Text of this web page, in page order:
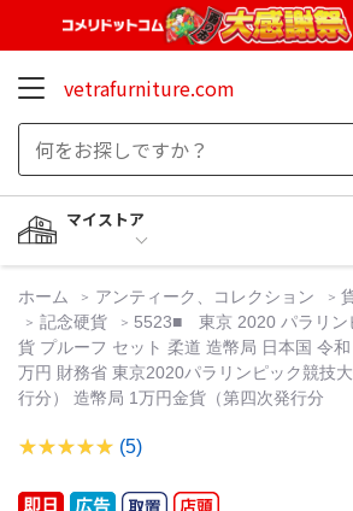
vetrafurniture.com
マイストア
ホーム アンティーク、コレクション
記念硬貨
5523■ 東京 2020 パラリン
貨 プルーフ セット 柔道 造幣局 日本国 令
万円 財務省 東京2020パラリンピック競技
行分） 造幣局 1万円金貨（第四次発行分
(5)